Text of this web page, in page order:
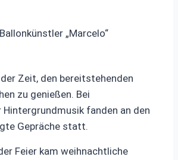
„Marcelo“
Zeit, den bereitstehenden
zu genießen. Bei
fanden an den
Gepräche statt.
Feier kam weihnachtliche